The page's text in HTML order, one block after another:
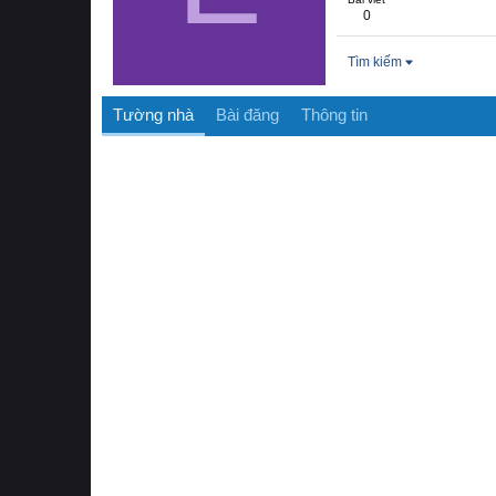
0
Tìm kiếm
Tường nhà Bài đăng Thông tin